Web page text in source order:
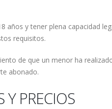
años y tener plena capacidad
requisitos.
de que un menor ha
abonado.
PRECIOS